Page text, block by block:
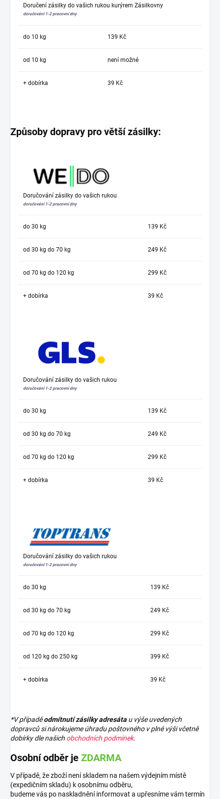
Doručení zásilky do vašich rukou kurýrem Zásilkovny
doručování 1-2 pracovní dny
do 10 kg 139 Kč
od 10 kg není možné
+ dobírka 39 Kč
Způsoby dopravy pro větší zásilky:
Doručování zásilky do vašich rukou
doručování 1-2 pracovní dny
do 30 kg 139 Kč
od 30 kg do 70 kg 249 Kč
od 70 kg do 120 kg 299 Kč
+ dobírka 39 Kč
Doručování zásilky do vašich rukou
doručování 1-2 pracovní dny
do 30 kg 139 Kč
od 30 kg do 70 kg 249 Kč
od 70 kg do 120 kg 299 Kč
+ dobírka 39 Kč
Doručování zásilky do vašich rukou
doručování 1-2 pracovní dny
do 30 kg 139 Kč
od 30 kg do 70 kg 249 Kč
od 70 kg do 120 kg 299 Kč
od 120 kg do 250 kg 399 Kč
+ dobírka 39 Kč
*V případěodmítnutí zásilky adresáta u výše uvedených
dopravců si nárokujeme úhradu poštovného v plné výši včetně
dobírky dle našich obchodních podmínek.
Osobní odběr je ZDARMA
V případě, že zboží není skladem na našem výdejním místě
(expedičním skladu) k osobnímu odběru,
budeme vás po naskladnění informovat a upřesníme vám termín